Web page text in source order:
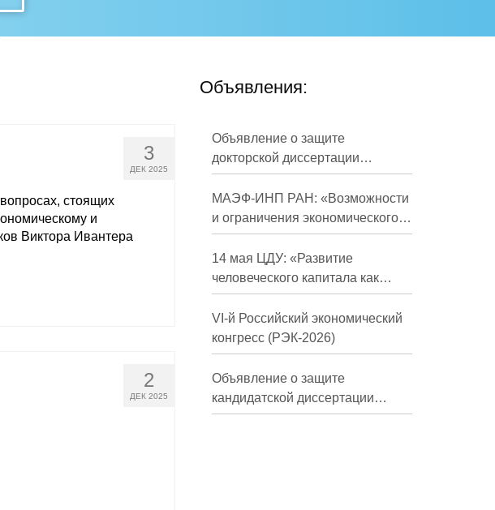
3
ДЕК 2025
стоящих
и
Виктора Ивантера
2
ДЕК 2025
Объявления:
Объявление о защите
докторской диссертации
Кузнецова Михаила
Евгеньевича
МАЭФ-ИНП РАН: «Возможности
и ограничения экономического
развития России в средне- и
долгосрочной перспективе»
14 мая ЦДУ: «Развитие
человеческого капитала как
фактор экономического роста»
VI-й Российский экономический
конгресс (РЭК-2026)
Объявление о защите
кандидатской диссертации
Трындиной Николь Сергеевны